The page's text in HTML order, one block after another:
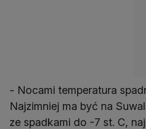
- Nocami temperatura
Najzimniej ma być na
ze spadkami do -7 st. C,